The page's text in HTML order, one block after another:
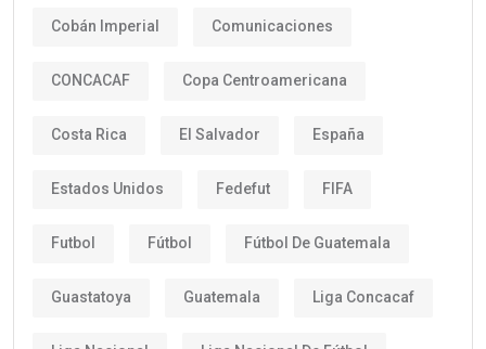
Cobán Imperial Comunicaciones
CONCACAF Copa Centroamericana
Costa Rica El Salvador España
Estados Unidos Fedefut FIFA
Futbol Fútbol Fútbol De Guatemala
Guastatoya Guatemala Liga Concacaf